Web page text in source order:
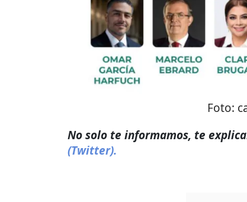
Foto:
No solo te informamos, te
(Twitter).